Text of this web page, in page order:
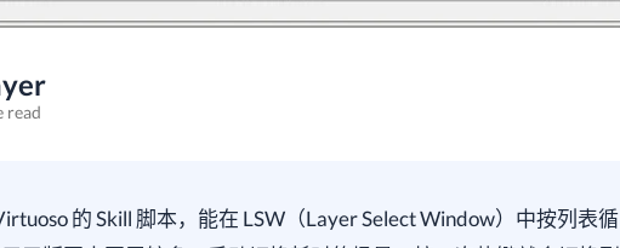
read
的 Skill 脚本，能在 LSW（Layer Select Window）中按列表循